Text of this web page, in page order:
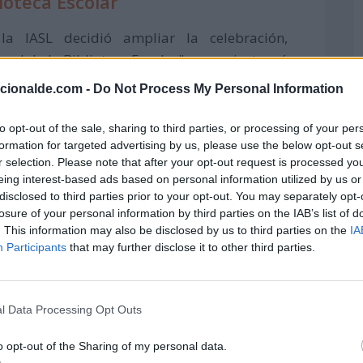
- Do Not Process My Personal Information
opt-out of the sale, sharing to third parties, or processing of your
for targeted advertising by us, please use the below opt-out
selection. Please note that after your opt-out request is processed
interest-based ads based on personal information utilized by us
to third parties prior to your opt-out. You may separately
of your personal information by third parties on the IAB’s list of
This information may also be disclosed by us to third parties on the
Participants that may further disclose it to other third parties.
Data Processing Opt Outs
opt-out of the Sharing of my personal data.
IASL decidió ampliar la celebración,
de la Biblioteca Escolar" que se instauró
permitió que cada biblioteca escolar de
dentro del mes de octubre para celebrar
también se unen a la festividad,
y condiciones a acercarse y disfrutar de
situación social, género o religión.
lugares de encuentro y aprendizaje,
y la curiosidad por aprender de
puede interesar: